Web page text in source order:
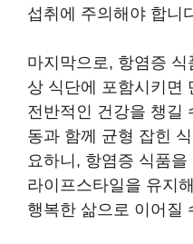
섭취에 주의해야 합니
마지막으로, 항염증
상 식단에 포함시키면
전반적인 건강을 챙길
동과 함께 균형 잡힌
요하니, 항염증 식품
라이프스타일을 유지
행복한 삶으로 이어질